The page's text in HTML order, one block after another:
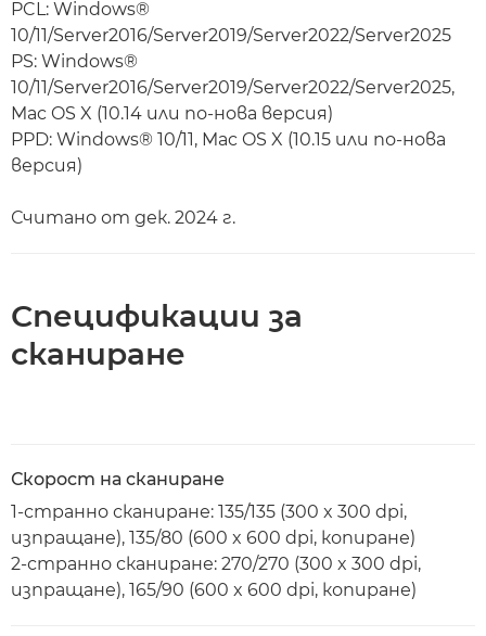
PCL: Windows®
10/11/Server2016/Server2019/Server2022/Server2025
PS: Windows®
10/11/Server2016/Server2019/Server2022/Server2025,
Mac OS X (10.14 или по-нова версия)
PPD: Windows® 10/11, Mac OS X (10.15 или по-нова
версия)
Считано от дек. 2024 г.
Спецификации за
сканиране
Скорост на сканиране
1-странно сканиране: 135/135 (300 x 300 dpi,
изпращане), 135/80 (600 x 600 dpi, копиране)
2-странно сканиране: 270/270 (300 x 300 dpi,
изпращане), 165/90 (600 x 600 dpi, копиране)